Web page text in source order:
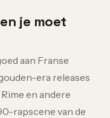
je moet
aan Franse
era releases
en andere
rapscene van de